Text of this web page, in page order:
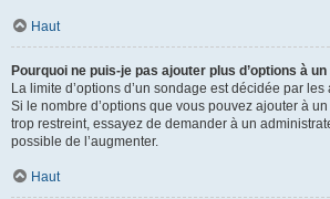
Haut
Pourquoi ne puis-je pas ajouter plus d’options à
La limite d’options d’un sondage est décidée par
Si le nombre d’options que vous pouvez ajouter à
trop restreint, essayez de demander à un
possible de l’augmenter.
Haut